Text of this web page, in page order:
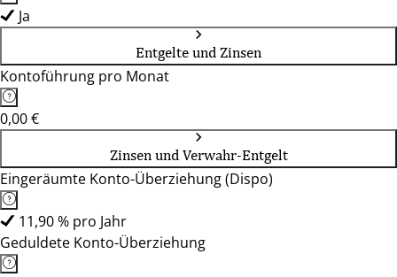
Ja
Entgelte und Zinsen
Kontoführung pro Monat
0,00 €
Zinsen und Verwahr-Entgelt
Eingeräumte Konto-Überziehung (Dispo)
11,90 % pro Jahr
Geduldete Konto-Überziehung